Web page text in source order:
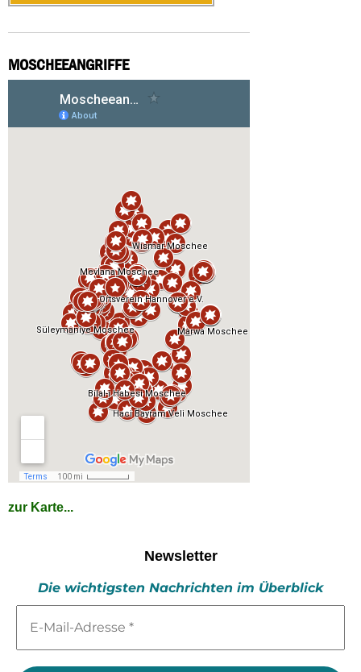
MOSCHEEANGRIFFE
zur Karte...
Newsletter
Die wichtigsten Nachrichten im Überblick
Mail-
*